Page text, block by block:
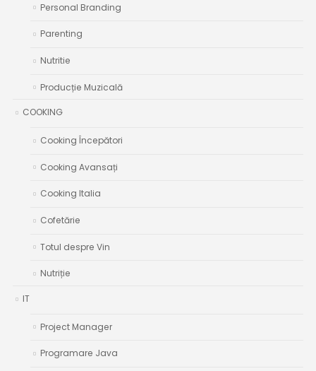
Personal Branding
Parenting
Nutritie
Producție Muzicală
COOKING
Cooking Începători
Cooking Avansați
Cooking Italia
Cofetărie
Totul despre Vin
Nutriție
IT
Project Manager
Programare Java